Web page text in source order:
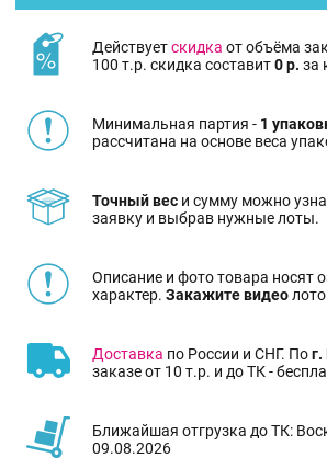
Действуетскидка от объёма
100 т.р. скидка составит0 р. за
Минимальная партия - 1
рассчитана на основе веса
Точный вес и сумму можно
заявку и выбрав нужные лоты.
Описание и фото товара носят
характер. Закажите видео
Доставка по России и СНГ. Пог.
заказе от 10 т.р. и до ТК -
Ближайшая отгрузка до ТК:
09.08.2026